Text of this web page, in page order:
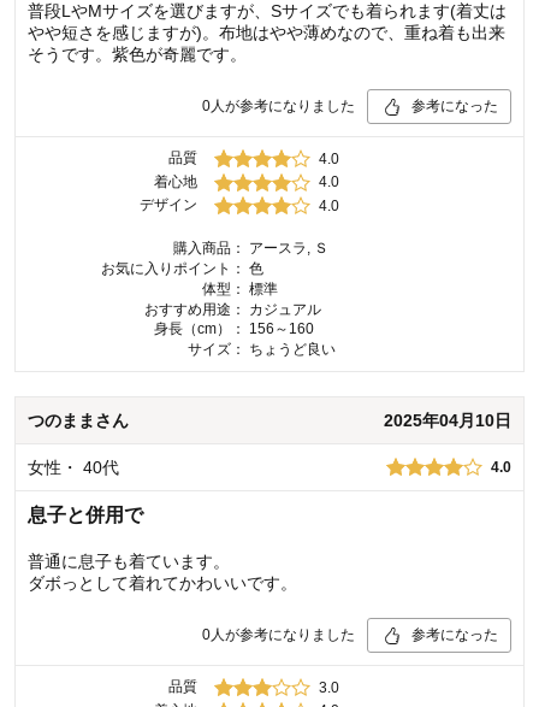
普段LやMサイズを選びますが、Sサイズでも着られます(着丈は
やや短さを感じますが)。布地はやや薄めなので、重ね着も出来
そうです。紫色が奇麗です。
0人が参考になりました 参考になった
品質
4.0
着心地
4.0
デザイン
4.0
購入商品：
アースラ, Ｓ
お気に入りポイント： 色
体型： 標準
おすすめ用途：
カジュアル
身長（cm）：
156～160
サイズ：
ちょうど良い
つのままさん 2025年04月10日
女性 ・ 40代 4.0
息子と併用で
普通に息子も着ています。
ダボっとして着れてかわいいです。
0人が参考になりました 参考になった
品質
3.0